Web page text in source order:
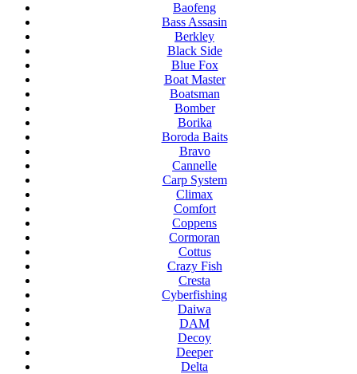
Baofeng
Bass Assasin
Berkley
Black Side
Blue Fox
Boat Master
Boatsman
Bomber
Borika
Boroda Baits
Bravo
Cannelle
Carp System
Climax
Comfort
Coppens
Cormoran
Cottus
Crazy Fish
Cresta
Cyberfishing
Daiwa
DAM
Decoy
Deeper
Delta